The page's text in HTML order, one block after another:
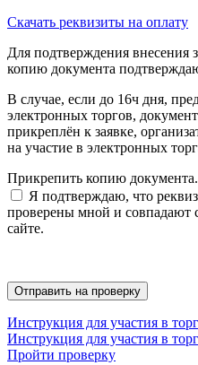
Скачать реквизиты на оплату
Для подтверждения внесения
копию документа
В случае, если до 16ч дня,
электронных торгов,
прикреплён к заявке,
на участие в электронных
Прикрепить копию
Я подтверждаю, что
проверены мной и совпадают
сайте.
Инструкция для участия в
Инструкция для участия в
Пройти проверку